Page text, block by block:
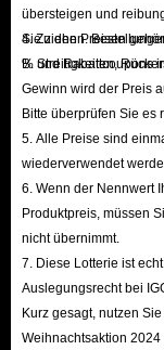
übersteigen und
Sie ziehen.
B. Streitigkeiten,
4. Zu den Preisen
% und Rabattcoupons
Gewinn wird der Preis
Bitte überprüfen Sie es
5. Alle Preise sind
wiederverwendet
6. Wenn der Nennwert
Produktpreis, müssen
nicht übernimmt.
7. Diese Lotterie ist
Auslegungsrecht bei
Kurz gesagt, nutzen
Weihnachtsaktion